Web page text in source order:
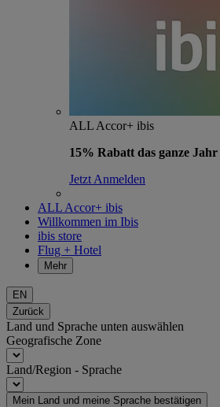
ALL Accor+ ibis
15% Rabatt das ganze Jahr
Jetzt Anmelden
ALL Accor+ ibis
Willkommen im Ibis
ibis store
Flug + Hotel
Mehr
EN
Zurück
Land und Sprache unten auswählen
Geografische Zone
Land/Region - Sprache
Mein Land und meine Sprache bestätigen